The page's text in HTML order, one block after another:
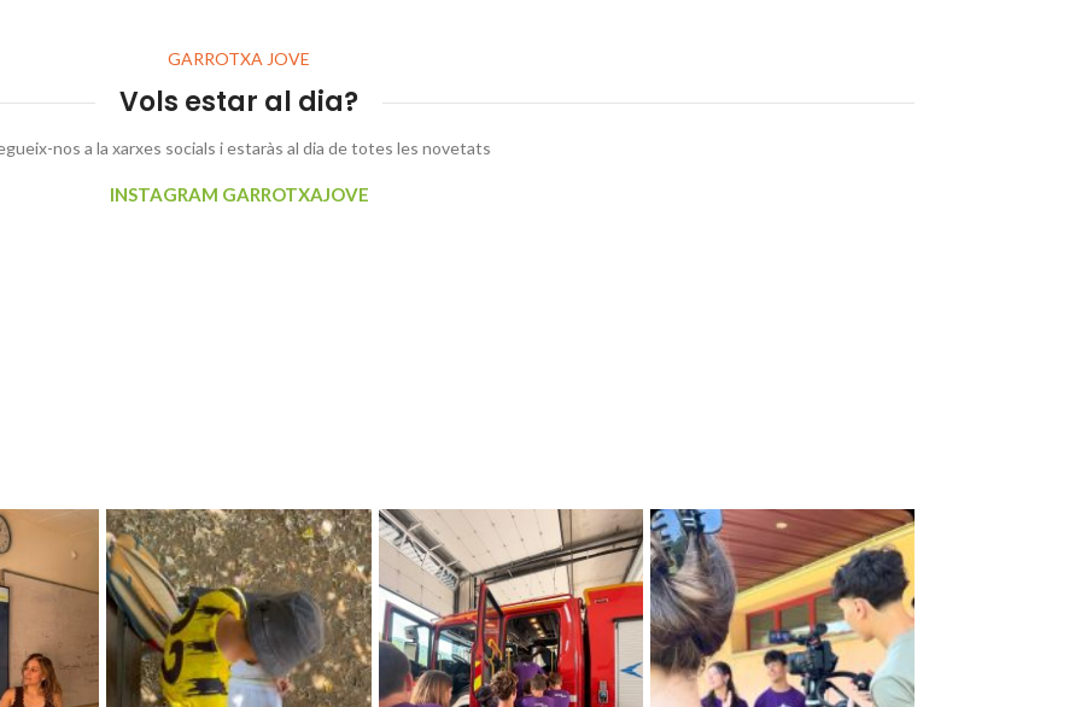
GARROTXA JOVE
Vols estar al dia?
nos a la xarxes socials i estaràs al dia de totes les novetats
INSTAGRAM GARROTXAJOVE